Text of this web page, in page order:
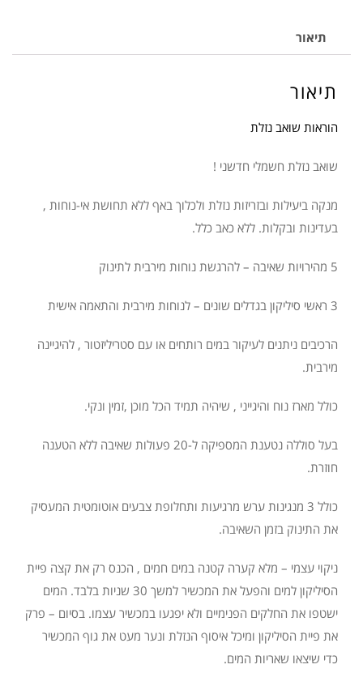
תיאור
תיאור
הוראות שואב נזלת
שואב נזלת חשמלי חדשני !
מנקה ביעילות ובזריזות נזלת ולכלוך באף ללא תחושת אי-נוחות ,
בעדינות ובקלות. ללא כאב כלל.
5 מהירויות שאיבה – להרגשת נוחות מירבית לתינוק
3 ראשי סיליקון בגדלים שונים – לנוחות מירבית והתאמה אישית
הרכיבים ניתנים לעיקור במים רותחים או עם סטריליזטור , להיגיינה
מירבית.
כולל מארז נוח והיגייני , שיהיה תמיד הכל מוכן ,זמין ונקי.
בעל סוללה נטענת המספיקה ל-20 פעולות שאיבה ללא הטענה
חוזרת.
כולל 3 מנגינות ערש מרגיעות ותחלופת צבעים אוטומטית המעסיק
את התינוק בזמן השאיבה.
ניקוי עצמי – מלא קערה קטנה במים חמים , הכנס רק את קצה פיית
הסיליקון למים והפעל את המכשיר למשך 30 שניות בלבד. המים
ישטפו את החלקים הפנימיים ולא יפגעו במכשיר עצמו. בסיום – פרק
את פיית הסיליקון ומיכל איסוף הנזלת ונער מעט את גוף המכשיר
כדי שיצאו שאריות המים.